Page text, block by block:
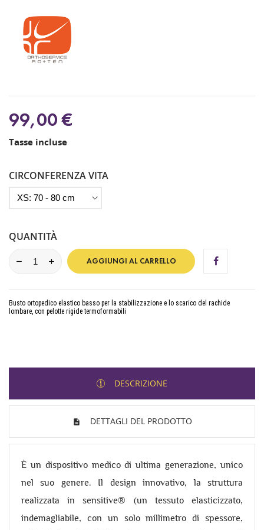
99,00 €
Tasse incluse
CIRCONFERENZA VITA
QUANTITÀ
AGGIUNGI AL CARRELLO
Busto ortopedico elastico basso per la stabilizzazione e lo scarico del rachide
lombare, con pelotte rigide termoformabili
DESCRIZIONE
DETTAGLI DEL PRODOTTO
È un dispositivo medico di ultima generazione, unico
nel suo genere. Il design innovativo, la struttura
realizzata in sensitive® (un tessuto elasticizzato,
indemagliabile, con un solo millimetro di spessore,